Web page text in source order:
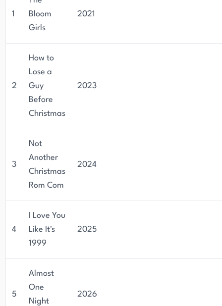
1
Bloom
Girls
2021
2
How to
Lose a
Guy
Before
Christmas
2023
3
Not
Another
Christmas
Rom Com
2024
4
I Love You
Like It's
1999
2025
5
Almost
One
Night
2026